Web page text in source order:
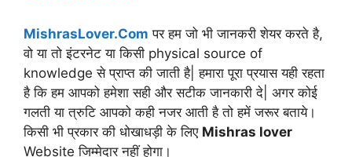
MishrasLover.Com पर हम जो भी जानकरी शेयर करते है,
वो या तो इंटरनेट या किसी physical source of
knowledge से प्राप्त की जाती है| हमारा पूरा प्रयास यही रहता
है कि हम आपको हमेशा सही और सटीक जानकारी दे| अगर कोई
गलती या त्रुटि आपको कही नजर आती है तो हमें जरूर बताये।
किसी भी प्रकार की धोखाधड़ी के लिए Mishras lover
Website जिम्मेदार नहीं होगा।